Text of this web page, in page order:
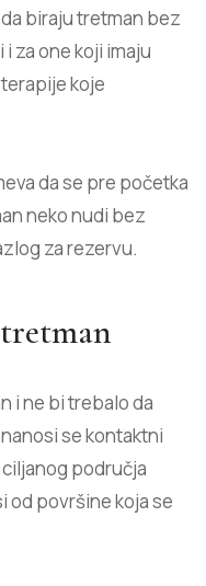
biraju tretman bez
za one koji imaju
koje
da se pre početka
neko nudi bez
za rezervu.
i ne bi trebalo da
se kontaktni
područja
od površine koja se